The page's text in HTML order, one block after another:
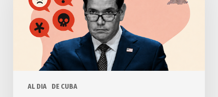
AL DIA DE CUBA
medidas
punitivas